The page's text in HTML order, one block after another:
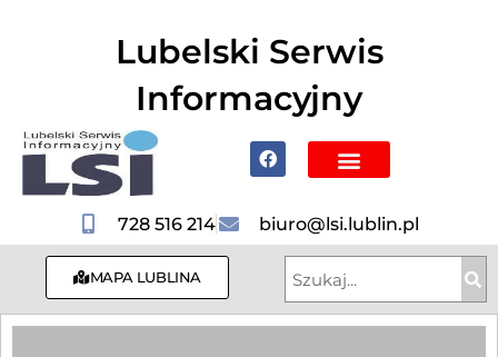
Lubelski Serwis
Informacyjny
728 516 214 biuro@lsi.lublin.pl
MAPA LUBLINA